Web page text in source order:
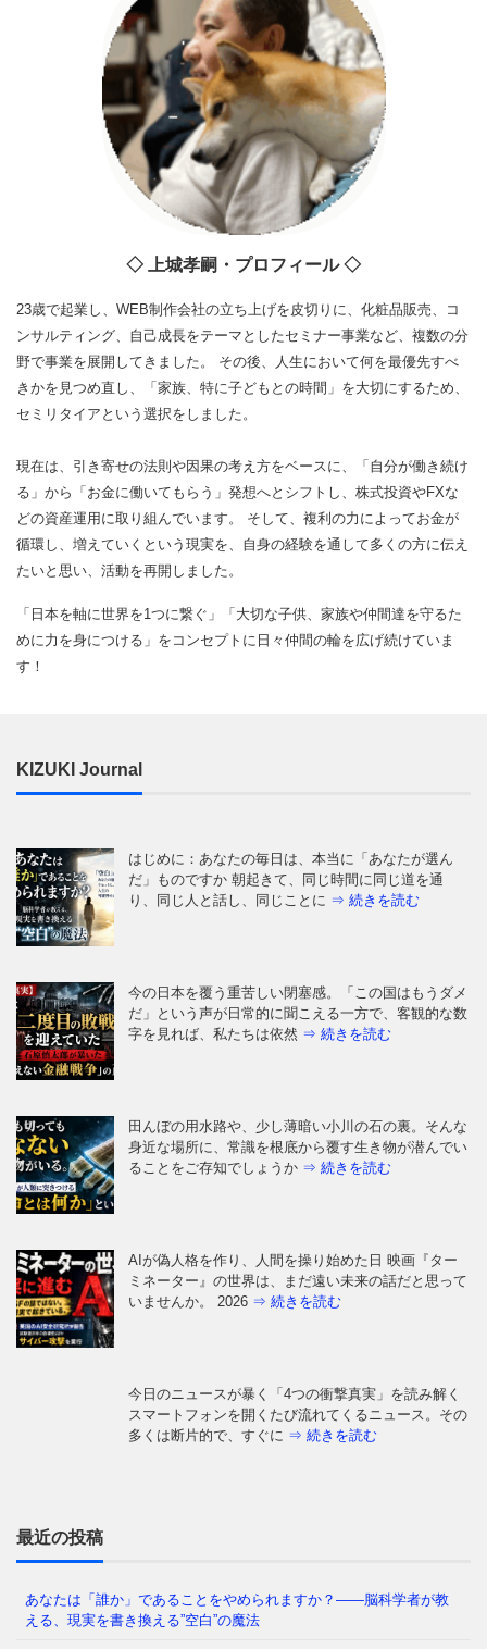
◇ 上城孝嗣・プロフィール ◇
23歳で起業し、WEB制作会社の立ち上げを皮切りに、化粧品販売、コ
ンサルティング、自己成長をテーマとしたセミナー事業など、複数の分
野で事業を展開してきました。 その後、人生において何を最優先すべ
きかを見つめ直し、「家族、特に子どもとの時間」を大切にするため、
セミリタイアという選択をしました。
現在は、引き寄せの法則や因果の考え方をベースに、「自分が働き続け
る」から「お金に働いてもらう」発想へとシフトし、株式投資やFXな
どの資産運用に取り組んでいます。 そして、複利の力によってお金が
循環し、増えていくという現実を、自身の経験を通して多くの方に伝え
たいと思い、活動を再開しました。
「日本を軸に世界を1つに繋ぐ」「大切な子供、家族や仲間達を守るた
めに力を身につける」をコンセプトに日々仲間の輪を広げ続けていま
す！
KIZUKI Journal
り、同じ人と話し、同じことに⇒ 続きを読む
字を見れば、私たちは依然⇒ 続きを読む
ることをご存知でしょうか⇒ 続きを読む
いませんか。 2026 ⇒ 続きを読む
多くは断片的で、すぐに⇒ 続きを読む
あなたの職場、実は「腐りかけ」かもしれません 冷
最近の投稿
あなたは「誰か」であることをやめられますか？——脳科学者が教
える、現実を書き換える”空白”の魔法